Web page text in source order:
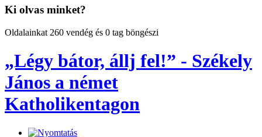
Ki olvas minket?
Oldalainkat 260 vendég és 0 tag böngészi
„Légy bátor, állj fel!” - Székely
János a német
Katholikentagon